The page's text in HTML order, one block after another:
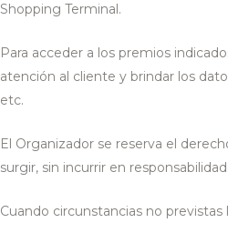
Shopping Terminal.
Para acceder a los premios
atención al cliente y brindar los
etc.
El Organizador se reserva el
surgir, sin incurrir en
Cuando circunstancias no